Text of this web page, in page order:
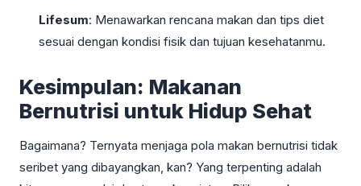
Lifesum: Menawarkan rencana makan dan tips diet
sesuai dengan kondisi fisik dan tujuan kesehatanmu.
Kesimpulan: Makanan
Bernutrisi untuk Hidup Sehat
Bagaimana? Ternyata menjaga pola makan bernutrisi tidak
seribet yang dibayangkan, kan? Yang terpenting adalah